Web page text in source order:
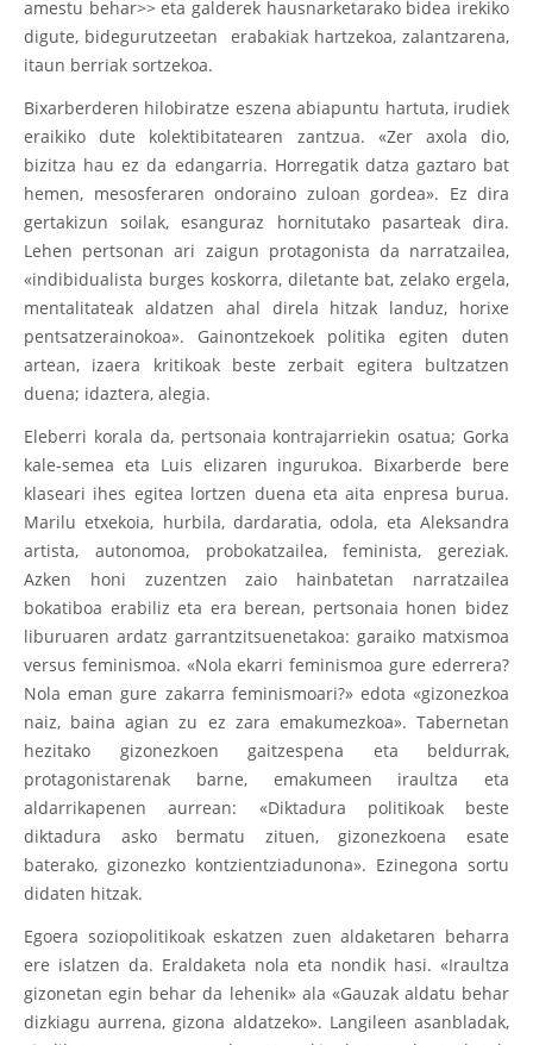
amestu behar>> eta galderek hausnarketarako bidea irekiko
digute, bidegurutzeetan erabakiak hartzekoa, zalantzarena,
itaun berriak sortzekoa.
Bixarberderen hilobiratze eszena abiapuntu hartuta, irudiek
eraikiko dute kolektibitatearen zantzua. «Zer axola dio,
bizitza hau ez da edangarria. Horregatik datza gaztaro bat
hemen, mesosferaren ondoraino zuloan gordea». Ez dira
gertakizun soilak, esanguraz hornitutako pasarteak dira.
Lehen pertsonan ari zaigun protagonista da narratzailea,
«indibidualista burges koskorra, diletante bat, zelako ergela,
mentalitateak aldatzen ahal direla hitzak landuz, horixe
pentsatzerainokoa». Gainontzekoek politika egiten duten
artean, izaera kritikoak beste zerbait egitera bultzatzen
duena; idaztera, alegia.
Eleberri korala da, pertsonaia kontrajarriekin osatua; Gorka
kale-semea eta Luis elizaren ingurukoa. Bixarberde bere
klaseari ihes egitea lortzen duena eta aita enpresa burua.
Marilu etxekoia, hurbila, dardaratia, odola, eta Aleksandra
artista, autonomoa, probokatzailea, feminista, gereziak.
Azken honi zuzentzen zaio hainbatetan narratzailea
bokatiboa erabiliz eta era berean, pertsonaia honen bidez
liburuaren ardatz garrantzitsuenetakoa: garaiko matxismoa
versus feminismoa. «Nola ekarri feminismoa gure ederrera?
Nola eman gure zakarra feminismoari?» edota «gizonezkoa
naiz, baina agian zu ez zara emakumezkoa». Tabernetan
hezitako gizonezkoen gaitzespena eta beldurrak,
protagonistarenak barne, emakumeen iraultza eta
aldarrikapenen aurrean: «Diktadura politikoak beste
diktadura asko bermatu zituen, gizonezkoena esate
baterako, gizonezko kontzientziadunona». Ezinegona sortu
didaten hitzak.
Egoera soziopolitikoak eskatzen zuen aldaketaren beharra
ere islatzen da. Eraldaketa nola eta nondik hasi. «Iraultza
gizonetan egin behar da lehenik» ala «Gauzak aldatu behar
dizkiagu aurrena, gizona aldatzeko». Langileen asanbladak,